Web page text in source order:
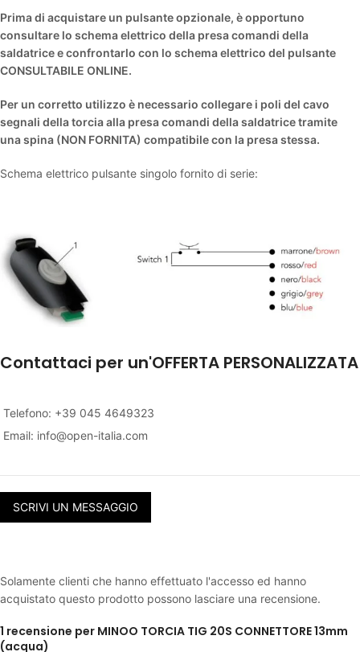
Prima di acquistare un pulsante opzionale, è opportuno
consultare lo schema elettrico della presa comandi della
saldatrice e confrontarlo con lo schema elettrico del pulsante
CONSULTABILE ONLINE.
Per un corretto utilizzo è necessario collegare i poli del cavo
segnali della torcia alla presa comandi della saldatrice tramite
una spina (NON FORNITA) compatibile con la presa stessa.
Schema elettrico pulsante singolo fornito di serie:
Contattaci per un'OFFERTA PERSONALIZZATA
SCRIVI UN MESSAGGIO
Telefono: +39 045 4649323
Email: info@open-italia.com
1 recensione per MINOO TORCIA TIG 20S CONNETTORE 13mm
(acqua)
Solamente clienti che hanno effettuato l'accesso ed hanno
acquistato questo prodotto possono lasciare una recensione.